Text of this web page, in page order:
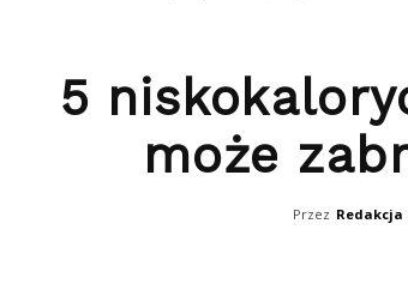
5
może
Przez Redakcja